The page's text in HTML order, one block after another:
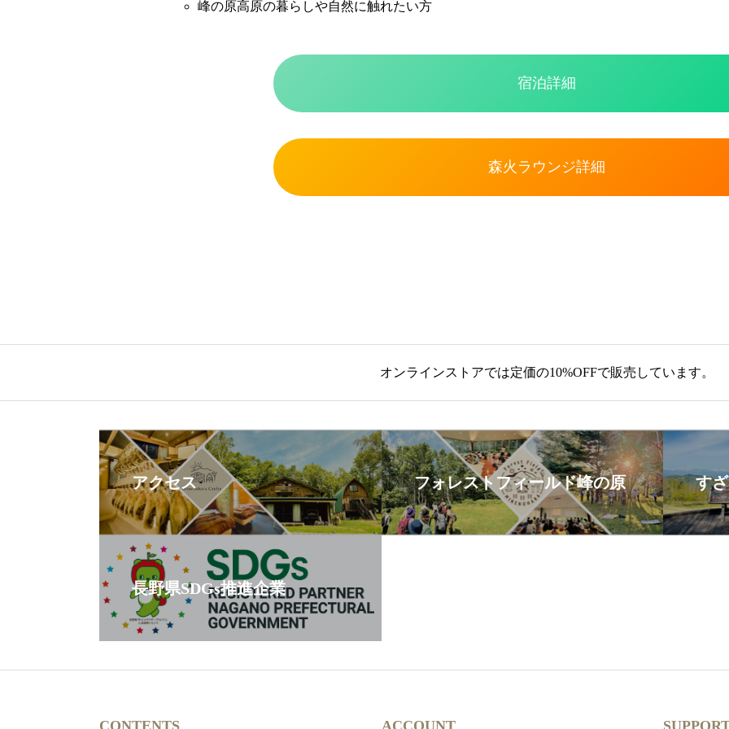
峰の原高原の暮らしや自然に触れたい方
宿泊詳細
森火ラウンジ詳細
オンラインストアでは定価の10%OFFで販売しています。
アクセス フォレストフィールド峰の原 す
長野県SDGs推進企業